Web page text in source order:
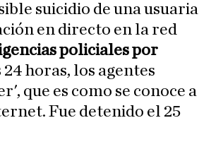
suicidio de una usuaria
en directo en la red
policiales por
24 horas, los agentes
que es como se conoce a
Fue detenido el 25